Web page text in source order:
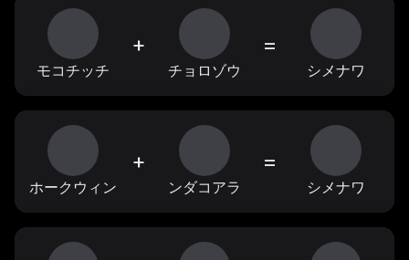
モコチッチ
+
チョロゾウ
=
シメナワ
ホークウィン
+
ンダコアラ
=
シメナワ